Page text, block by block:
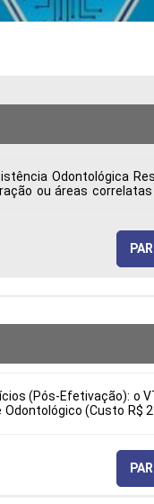
Odontológica
ou áreas
(Pós-Efetivação): o
(Custo R$